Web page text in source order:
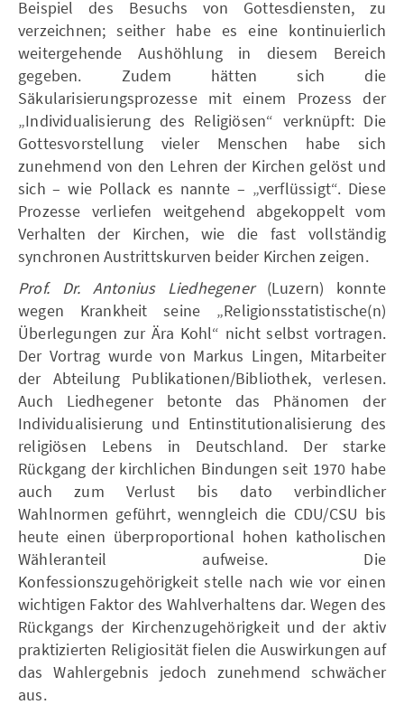
Beispiel des Besuchs von Gottesdiensten, zu
verzeichnen; seither habe es eine kontinuierlich
weitergehende Aushöhlung in diesem Bereich
gegeben. Zudem hätten sich die
Säkularisierungsprozesse mit einem Prozess der
„Individualisierung des Religiösen“ verknüpft: Die
Gottesvorstellung vieler Menschen habe sich
zunehmend von den Lehren der Kirchen gelöst und
sich – wie Pollack es nannte – „verflüssigt“. Diese
Prozesse verliefen weitgehend abgekoppelt vom
Verhalten der Kirchen, wie die fast vollständig
synchronen Austrittskurven beider Kirchen zeigen.
Prof. Dr. Antonius Liedhegener(Luzern) konnte
wegen Krankheit seine „Religionsstatistische(n)
Überlegungen zur Ära Kohl“ nicht selbst vortragen.
Der Vortrag wurde von Markus Lingen, Mitarbeiter
der Abteilung Publikationen/Bibliothek, verlesen.
Auch Liedhegener betonte das Phänomen der
Individualisierung und Entinstitutionalisierung des
religiösen Lebens in Deutschland. Der starke
Rückgang der kirchlichen Bindungen seit 1970 habe
auch zum Verlust bis dato verbindlicher
Wahlnormen geführt, wenngleich die CDU/CSU bis
heute einen überproportional hohen katholischen
Wähleranteil aufweise. Die
Konfessionszugehörigkeit stelle nach wie vor einen
wichtigen Faktor des Wahlverhaltens dar. Wegen des
Rückgangs der Kirchenzugehörigkeit und der aktiv
praktizierten Religiosität fielen die Auswirkungen auf
das Wahlergebnis jedoch zunehmend schwächer
aus.